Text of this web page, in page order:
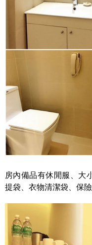
房內備品有休閒服、大
提袋、衣物清潔袋、保